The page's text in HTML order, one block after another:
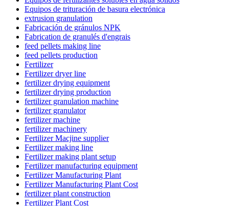
Equipos de trituración de basura electrónica
extrusion granulation
Fabricación de gránulos NPK
Fabrication de granulés d'engrais
feed pellets making line
feed pellets production
Fertilizer
Fertilizer dryer line
fertilizer drying equipment
fertilizer drying production
fertilizer granulation machine
fertilizer granulator
fertilizer machine
fertilizer machinery
Fertilizer Macjine supplier
Fertilizer making line
Fertilizer making plant setup
Fertilizer manufacturing equipment
Fertilizer Manufacturing Plant
Fertilizer Manufacturing Plant Cost
fertilizer plant construction
Fertilizer Plant Cost